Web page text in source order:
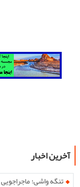
آخرین اخبار
تنگه واشی؛